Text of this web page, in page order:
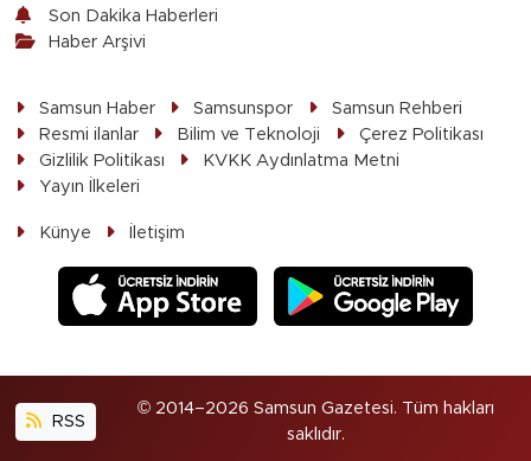
Son Dakika Haberleri
Haber Arşivi
Samsun Haber Samsunspor
Samsun Rehberi
Resmi ilanlar
Bilim ve Teknoloji
Çerez Politikası
Gizlilik Politikası
KVKK Aydınlatma Metni
Yayın İlkeleri
Künye İletişim
RSS
© 2014–2026 Samsun Gazetesi. Tüm hakları
saklıdır.